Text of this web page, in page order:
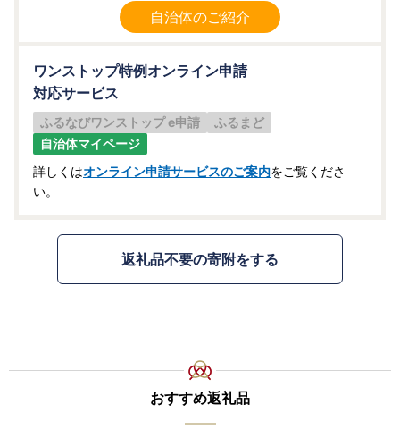
・お問い合わせ回答、履歴管理、サービス向上のため
・ふるさと納税のカタログ、メールマガジン、資料の送付、
自治体のご紹介
ワンストップ特例オンライン申請
対応サービス
ふるなびワンストップ e申請
ふるまど
自治体マイページ
詳しくはオンライン申請サービスのご案内をご覧くださ
い。
返礼品不要の寄附をする
おすすめ返礼品